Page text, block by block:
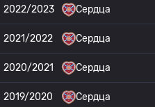
2022/2023 Сердца
2021/2022 Сердца
2020/2021 Сердца
2019/2020 Сердца